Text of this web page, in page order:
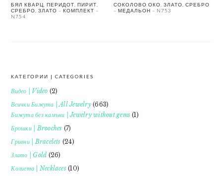
БЯЛ КВАРЦ, ПЕРИДОТ, ПИРИТ,
СРЕБРО, ЗЛАТО – КОМПЛЕКТ –
N754
СОКОЛОВО ОКО, ЗЛАТО, СРЕБРО
– МЕДАЛЬОН – N753
FOOTER
КАТЕГОРИИ | CATEGORIES
Видео | Video (2)
Всички Бижута | All Jewelry(663)
Бижута без камъни | Jewelry without gems (1)
Брошки | Brooches (7)
Гривни | Bracelets (24)
Злато | Gold (26)
Колиета | Necklaces(10)